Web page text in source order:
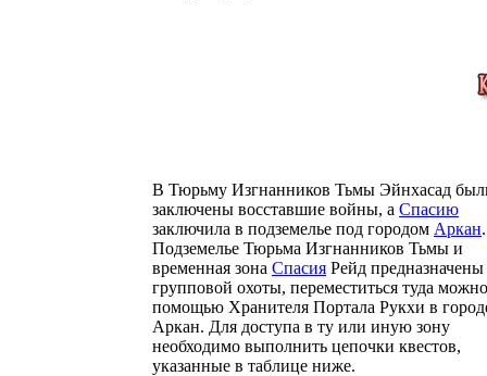
В Тюрьму Изгнанников Тьмы Эйнхасад
заключены восставшие войны, а Спасию
заключила в подземелье под городом Аркан.
Подземелье Тюрьма Изгнанников Тьмы и
временная зона Спасия Рейд предназначены
групповой охоты, переместиться туда
помощью Хранителя Портала Рукхи в
Аркан. Для доступа в ту или иную зону
необходимо выполнить цепочки квестов,
указанные в таблице ниже.